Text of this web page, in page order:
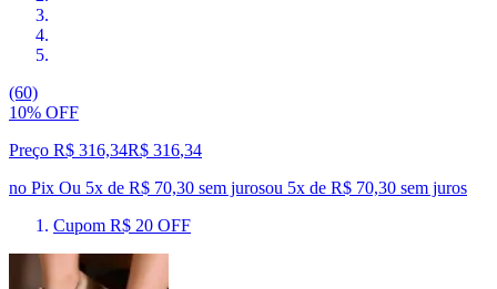
(60)
10% OFF
Preço R$ 316,34R$ 316,34
no Pix Ou 5x de R$ 70,30 sem jurosou 5x de R$ 70,30 sem juros
Cupom R$ 20 OFF